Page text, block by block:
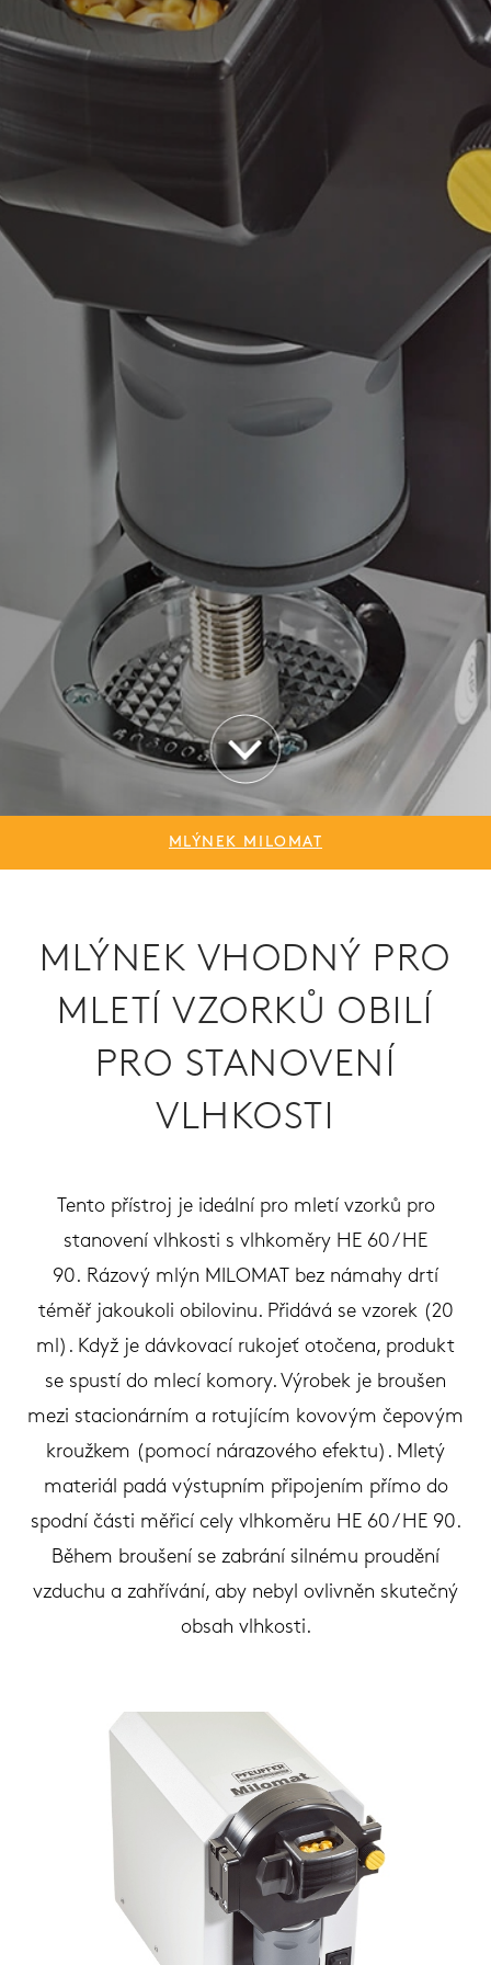
MLÝNEK MILOMAT
MLÝNEK VHODNÝ PRO
MLETÍ VZORKŮ OBILÍ
PRO STANOVENÍ
VLHKOSTI
Tento přístroj je ideální pro mletí vzorků pro
stanovení vlhkosti s vlhkoměry HE 60 / HE
90. Rázový mlýn MILOMAT bez námahy drtí
téměř jakoukoli obilovinu. Přidává se vzorek (20
ml). Když je dávkovací rukojeť otočena, produkt
se spustí do mlecí komory. Výrobek je broušen
mezi stacionárním a rotujícím kovovým čepovým
kroužkem (pomocí nárazového efektu). Mletý
materiál padá výstupním připojením přímo do
spodní části měřicí cely vlhkoměru HE 60 / HE 90.
Během broušení se zabrání silnému proudění
vzduchu a zahřívání, aby nebyl ovlivněn skutečný
obsah vlhkosti.